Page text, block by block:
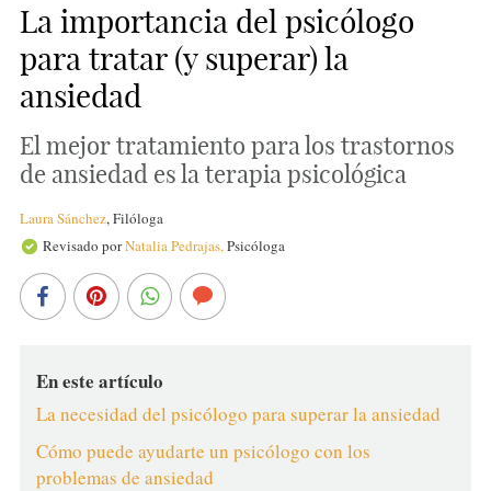
La importancia del psicólogo
para tratar (y superar) la
ansiedad
El mejor tratamiento para los trastornos
de ansiedad es la terapia psicológica
Laura Sánchez,Filóloga
Revisado porNatalia Pedrajas,Psicóloga
En este artículo
La necesidad del psicólogo para superar la ansiedad
Cómo puede ayudarte un psicólogo con los
problemas de ansiedad